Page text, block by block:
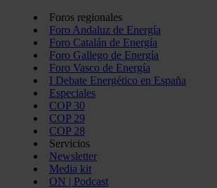
Foros regionales
Foro Andaluz de Energía
Foro Catalán de Energía
Foro Gallego de Energía
Foro Vasco de Energía
I Debate Energético en España
Especiales
COP 30
COP 29
COP 28
Servicios
Newsletter
Media kit
ON | Podcast